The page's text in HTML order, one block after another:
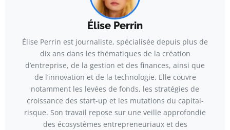
Élise Perrin
Élise Perrin est journaliste, spécialisée depuis plus de
dix ans dans les thématiques de la création
d’entreprise, de la gestion et des finances, ainsi que
de l’innovation et de la technologie. Elle couvre
notamment les levées de fonds, les stratégies de
croissance des start-up et les mutations du capital-
risque. Son travail repose sur une veille approfondie
des écosystèmes entrepreneuriaux et des